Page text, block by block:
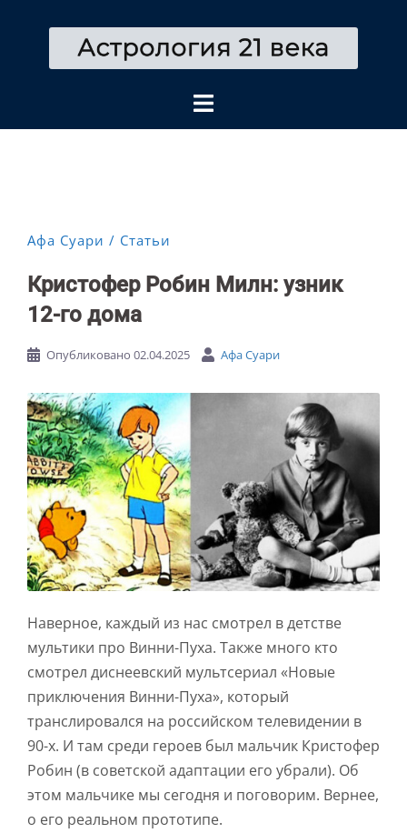
содержимому
Афа Суари Статьи
Кристофер Робин Милн: узник
12-го дома
Опубликовано 02.04.2025 Афа Суари
Наверное, каждый из нас смотрел в детстве
мультики про Винни-Пуха. Также много кто
смотрел диснеевский мультсериал «Новые
приключения Винни-Пуха», который
транслировался на российском телевидении в
90-х. И там среди героев был мальчик Кристофер
Робин (в советской адаптации его убрали). Об
этом мальчике мы сегодня и поговорим. Вернее,
о его реальном прототипе.